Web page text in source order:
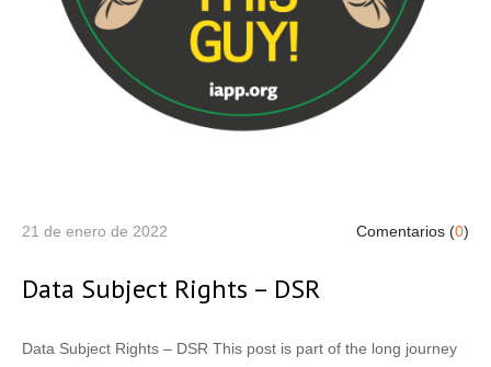
21 de enero de 2022 Comentarios (0)
Data Subject Rights – DSR
Data Subject Rights – DSR This post is part of the long journey